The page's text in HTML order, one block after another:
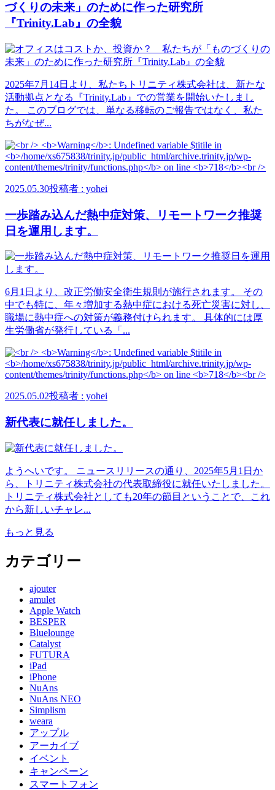
づくりの未来」のために作った研究所
『Trinity.Lab』の全貌
2025年7月14日より、私たちトリニティ株式会社は、新たな
活動拠点となる『Trinity.Lab』での営業を開始いたしまし
た。 このブログでは、単なる移転のご報告ではなく、私た
ちがなぜ...
2025.05.30投稿者 : yohei
一歩踏み込んだ熱中症対策、リモートワーク推奨
日を運用します。
6月1日より、改正労働安全衛生規則が施行されます。 その
中でも特に、年々増加する熱中症における死亡災害に対し、
職場に熱中症への対策が義務付けられます。 具体的には厚
生労働省が発行している「...
2025.05.02投稿者 : yohei
新代表に就任しました。
ようへいです。 ニュースリリースの通り、2025年5月1日か
ら、トリニティ株式会社の代表取締役に就任いたしました。
トリニティ株式会社としても20年の節目ということで、これ
から新しいチャレ...
もっと見る
カテゴリー
ajouter
amulet
Apple Watch
BESPER
Bluelounge
Catalyst
FUTURA
iPad
iPhone
NuAns
NuAns NEO
Simplism
weara
アップル
アーカイブ
イベント
キャンペーン
スマートフォン